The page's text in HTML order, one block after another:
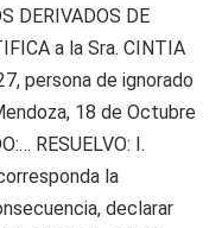
DERIVADOS DE
a la Sra. CINTIA
persona de ignorado
18 de Octubre
RESUELVO: I.
la
declarar